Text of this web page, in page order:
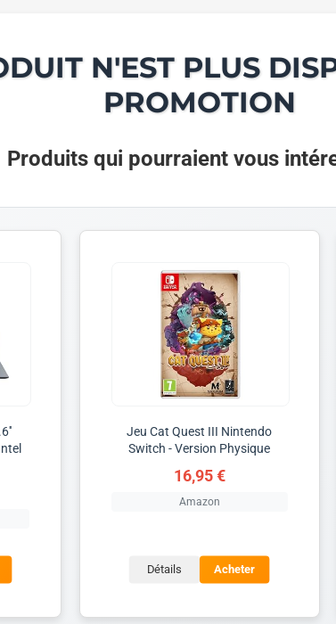
N'EST PLUS
PROMOTION
Produits qui pourraient vous
Jeu Cat Quest III Nintendo
Switch - Version Physique
16,95 €
Amazon
Détails Acheter